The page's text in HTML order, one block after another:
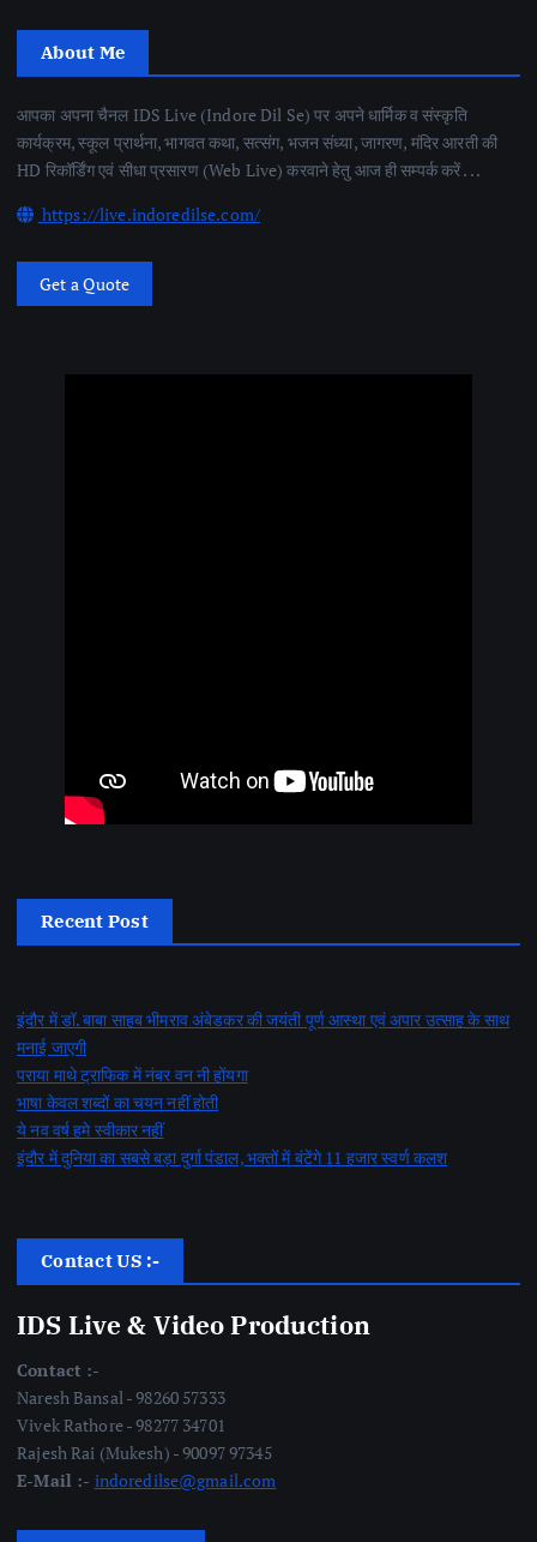
About Me
आपका अपना चैनल IDS Live (Indore Dil Se) पर अपने धार्मिक व संस्कृति
कार्यक्रम, स्कूल प्रार्थना, भागवत कथा, सत्संग, भजन संध्या, जागरण, मंदिर आरती की
HD रिकॉर्डिंग एवं सीधा प्रसारण (Web Live) करवाने हेतु आज ही सम्पर्क करें . . .
https://live.indoredilse.com/
Get a Quote
Recent Post
इंदौर में डॉ. बाबा साहब भीमराव अंबेडकर की जयंती पूर्ण आस्था एवं अपार उत्साह के साथ
मनाई जाएगी
पराया माथे ट्राफिक में नंबर वन नी होंयगा
भाषा केवल शब्दों का चयन नहीं होती
ये नव वर्ष हमे स्वीकार नहीं
इंदौर में दुनिया का सबसे बड़ा दुर्गा पंडाल, भक्तों में बंटेंगे 11 हजार स्वर्ण कलश
Contact US :-
IDS Live & Video Production
Contact :-
Naresh Bansal - 98260 57333
Vivek Rathore - 98277 34701
Rajesh Rai (Mukesh) - 90097 97345
E-Mail :- indoredilse@gmail.com